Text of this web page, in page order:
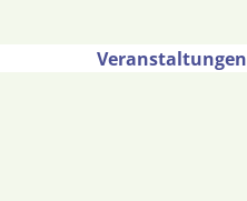
Veranstaltungen